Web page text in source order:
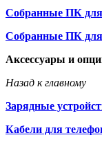
Собранные ПК для
Собранные ПК
Аксессуары и
Назад к главному
Зарядные
Кабели для